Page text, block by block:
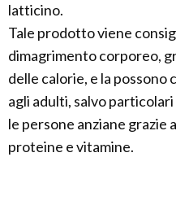
latticino.
Tale prodotto viene
dimagrimento corporeo,
delle calorie, e la
agli adulti, salvo
le persone anziane grazie
proteine e vitamine.